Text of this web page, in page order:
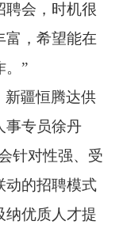
聘会，时机很
富，希望能在
。”
新疆恒腾达供
事专员徐丹
针对性强、受
动的招聘模式
纳优质人才提